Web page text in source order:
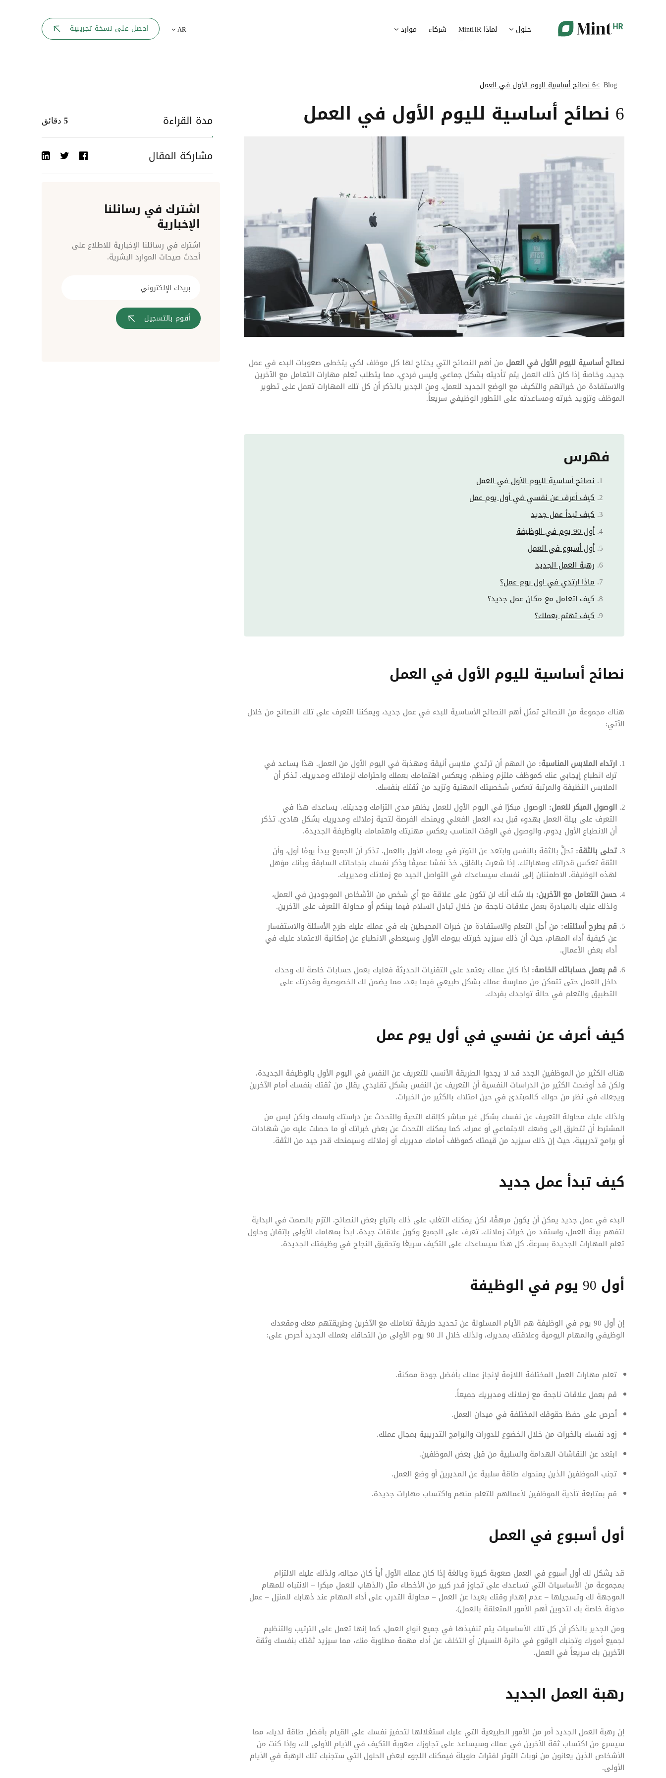
حلول لماذا MintHR شركاء موارد AR احصل على نسخة تجريبية
Blog 6 نصائح أساسية لليوم الأول في العمل
6 نصائح أساسية لليوم الأول في العمل
نصائح أساسية لليوم الأول في العمل من أهم النصائح التي يحتاج لها كل موظف لكي يتخطى صعوبات البدء في عمل
جديد، وخاصة إذا كان ذلك العمل يتم تأديته بشكل جماعي وليس فردي، مما يتطلب تعلم مهارات التعامل مع الآخرين
والاستفادة من خبراتهم والتكيف مع الوضع الجديد للعمل، ومن الجدير بالذكر أن كل تلك المهارات تعمل على تطوير
الموظف وتزويد خبرته ومساعدته على التطور الوظيفي سريعاً.
فهرس
نصائح أساسية لليوم الأول في العمل
كيف أعرف عن نفسي في أول يوم عمل
كيف تبدأ عمل جديد
أول 90 يوم في الوظيفة
أول أسبوع في العمل
رهبة العمل الجديد
ماذا ارتدي في اول يوم عمل؟
كيف اتعامل مع مكان عمل جديد؟
كيف تهتم بعملك؟
نصائح أساسية لليوم الأول في العمل
هناك مجموعة من النصائح تمثل أهم النصائح الأساسية للبدء في عمل جديد، ويمكننا التعرف على تلك النصائح من خلال
الآتي:
ارتداء الملابس المناسبة: من المهم أن ترتدي ملابس أنيقة ومهذبة في اليوم الأول من العمل. هذا يساعد في
ترك انطباع إيجابي عنك كموظف ملتزم ومنظم، ويعكس اهتمامك بعملك واحترامك لزملائك ومديريك. تذكر أن
الملابس النظيفة والمرتبة تعكس شخصيتك المهنية وتزيد من ثقتك بنفسك.
الوصول المبكر للعمل: الوصول مبكرًا في اليوم الأول للعمل يظهر مدى التزامك وجديتك. يساعدك هذا في
التعرف على بيئة العمل بهدوء قبل بدء العمل الفعلي ويمنحك الفرصة لتحية زملائك ومديريك بشكل هادئ. تذكر
أن الانطباع الأول يدوم، والوصول في الوقت المناسب يعكس مهنيتك واهتمامك بالوظيفة الجديدة.
تحلى بالثقة: تحلَّ بالثقة بالنفس وابتعد عن التوتر في يومك الأول بالعمل. تذكر أن الجميع يبدأ يومًا أول، وأن
الثقة تعكس قدراتك ومهاراتك. إذا شعرت بالقلق، خذ نفسًا عميقًا وذكر نفسك بنجاحاتك السابقة وبأنك مؤهل
لهذه الوظيفة. الاطمئنان إلى نفسك سيساعدك في التواصل الجيد مع زملائك ومديريك.
حسن التعامل مع الآخرين: بلا شك أنك لن تكون على علاقة مع أي شخص من الأشخاص الموجودين في العمل،
ولذلك عليك بالمبادرة بعمل علاقات ناجحة من خلال تبادل السلام فيما بينكم أو محاولة التعرف على الآخرين.
قم بطرح أسئلتك: من أجل التعلم والاستفادة من خبرات المحيطين بك في عملك عليك طرح الأسئلة والاستفسار
عن كيفية أداء المهام، حيث أن ذلك سيزيد خبرتك بيومك الأول وسيعطي الانطباع عن إمكانية الاعتماد عليك في
أداء بعض الأعمال.
قم بعمل حساباتك الخاصة: إذا كان عملك يعتمد على التقنيات الحديثة فعليك بعمل حسابات خاصة لك وحدك
داخل العمل حتى تتمكن من ممارسة عملك بشكل طبيعي فيما بعد، مما يضمن لك الخصوصية وقدرتك على
التطبيق والتعلم في حالة تواجدك بفردك.
كيف أعرف عن نفسي في أول يوم عمل
هناك الكثير من الموظفين الجدد قد لا يجدوا الطريقة الأنسب للتعريف عن النفس في اليوم الأول بالوظيفة الجديدة،
ولكن قد أوضحت الكثير من الدراسات النفسية أن التعريف عن النفس بشكل تقليدي يقلل من ثقتك بنفسك أمام الآخرين
ويجعلك في نظر من حولك كالمبتدئ في حين امتلاك بالكثير من الخبرات.
ولذلك عليك محاولة التعريف عن نفسك بشكل غير مباشر كإلقاء التحية والتحدث عن دراستك واسمك ولكن ليس من
المشترط أن تتطرق إلى وضعك الاجتماعي أو عمرك، كما يمكنك التحدث عن بعض خبراتك أو ما حصلت عليه من شهادات
أو برامج تدريبية، حيث إن ذلك سيزيد من قيمتك كموظف أمامك مديريك أو زملائك وسيمنحك قدر جيد من الثقة.
كيف تبدأ عمل جديد
البدء في عمل جديد يمكن أن يكون مرهقًا، لكن يمكنك التغلب على ذلك باتباع بعض النصائح. التزم بالصمت في البداية
لتفهم بيئة العمل، واستفد من خبرات زملائك. تعرف على الجميع وكون علاقات جيدة. ابدأ بمهامك الأولى بإتقان وحاول
تعلم المهارات الجديدة بسرعة. كل هذا سيساعدك على التكيف سريعًا وتحقيق النجاح في وظيفتك الجديدة.
أول 90 يوم في الوظيفة
إن أول 90 يوم في الوظيفة هم الأيام المسئولة عن تحديد طريقة تعاملك مع الآخرين وطريقتهم معك ومقعدك
الوظيفي والمهام اليومية وعلاقتك بمديرك، ولذلك خلال الـ 90 يوم الأولى من التحاقك بعملك الجديد أحرص على:
تعلم مهارات العمل المختلفة اللازمة لإنجاز عملك بأفضل جودة ممكنة.
قم بعمل علاقات ناجحة مع زملائك ومديريك جميعاً.
أحرص على حفظ حقوقك المختلفة في ميدان العمل.
زود نفسك بالخبرات من خلال الخضوع للدورات والبرامج التدريبية بمجال عملك.
ابتعد عن النقاشات الهدامة والسلبية من قبل بعض الموظفين.
تجنب الموظفين الذين يمنحوك طاقة سلبية عن المديرين أو وضع العمل.
قم بمتابعة تأدية الموظفين لأعمالهم للتعلم منهم واكتساب مهارات جديدة.
أول أسبوع في العمل
قد يشكل لك أول أسبوع في العمل صعوبة كبيرة وبالغة إذا كان عملك الأول أياً كان مجاله، ولذلك عليك الالتزام
بمجموعة من الأساسيات التي تساعدك على تجاوز قدر كبير من الأخطاء مثل (الذهاب للعمل مبكرا – الانتباه للمهام
الموجهة لك وتسجيلها – عدم إهدار وقتك بعيدا عن العمل – محاولة التدرب على أداء المهام عند ذهابك للمنزل – عمل
مدونة خاصة بك لتدوين أهم الأمور المتعلقة بالعمل).
ومن الجدير بالذكر أن كل تلك الأساسيات يتم تنفيذها في جميع أنواع العمل، كما إنها تعمل على الترتيب والتنظيم
لجميع أمورك وتجنبك الوقوع في دائرة النسيان أو التخلف عن أداء مهمة مطلوبة منك، مما سيزيد ثقتك بنفسك وثقة
الآخرين بك سريعاً في العمل.
رهبة العمل الجديد
إن رهبة العمل الجديد أمر من الأمور الطبيعية التي عليك استغلالها لتحفيز نفسك على القيام بأفضل طاقة لديك، مما
سيسرع من اكتساب ثقة الآخرين في عملك وسيساعد على تجاوزك صعوبة التكيف في الأيام الأولى لك، وإذا كنت من
الأشخاص الذين يعانون من نوبات التوتر لفترات طويلة فيمكنك اللجوء لبعض الحلول التي ستجنبك تلك الرهبة في الأيام
الأولى.
مدة القراءة 5 دقائق
مشاركة المقال
اشترك في رسائلنا
الإخبارية
اشترك في رسائلنا الإخبارية للاطلاع على
أحدث صيحات الموارد البشرية.
أقوم بالتسجيل
بيانات الموارد البشرية ممركزة في بوابة واحدة قم برقمنة عملية التوظيف الخاصة بك
تدبير الوثائق
قم بإدارة الوثائق الإدارية بشكل أوتوماتيكي ضمان متابعة أفضل لمسارات تدريب موظفيك تحويل طلبات تدخلات تكنولوجيا المعلومات إلى
تنسيقات رقمية
رقمنة إدارة تقارير النفقات
آراء الموظفين
جس نبض موظفيك
الرواتب و التعويض
اعداد الرواتب بشكل أسهل
المهام وقوائم الاختيار
تحسين متابعة مهام وقوائم التحقق الخاصة
بالموارد البشرية
تتبع التأمين الصحي
قم بتتبع طلبات استرداد تكاليف الرعاية
مراقبة الدخول